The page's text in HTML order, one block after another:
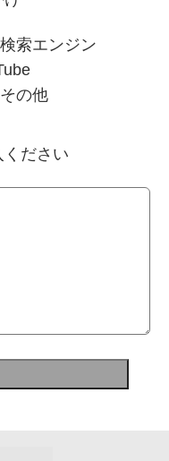
検索エンジン
その他
ださい